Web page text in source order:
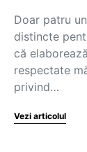
Doar patru
distincte
că
respectate
privind…
Vezi articolul